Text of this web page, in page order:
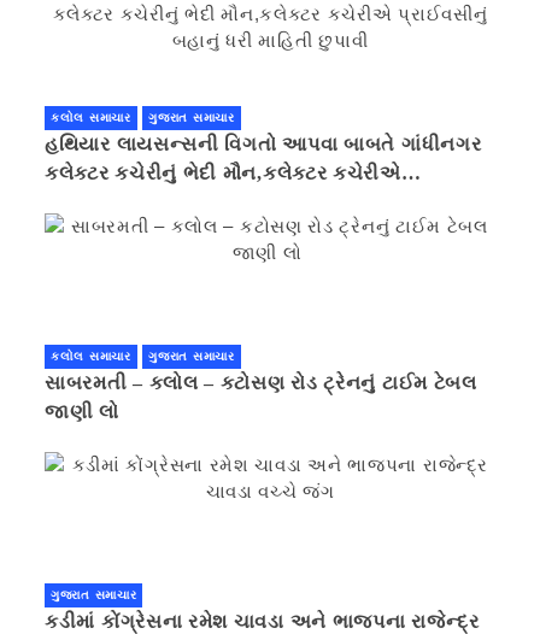
કલોલ સમાચાર ગુજરાત સમાચાર
હથિયાર લાયસન્સની વિગતો આપવા બાબતે ગાંધીનગર
કલેક્ટર કચેરીનું ભેદી મૌન,કલેક્ટર કચેરીએ
કલોલ સમાચાર ગુજરાત સમાચાર
સાબરમતી – કલોલ – કટોસણ રોડ ટ્રેનનું ટાઈમ ટેબલ
જાણી લો
ગુજરાત સમાચાર
કડીમાં કોંગ્રેસના રમેશ ચાવડા અને ભાજપના રાજેન્દ્ર